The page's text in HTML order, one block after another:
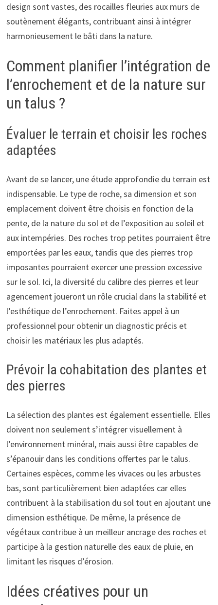
design sont vastes, des rocailles fleuries aux murs de
soutènement élégants, contribuant ainsi à intégrer
harmonieusement le bâti dans la nature.
Comment planifier l’intégration de
l’enrochement et de la nature sur
un talus ?
Évaluer le terrain et choisir les roches
adaptées
Avant de se lancer, une étude approfondie du terrain est
indispensable. Le type de roche, sa dimension et son
emplacement doivent être choisis en fonction de la
pente, de la nature du sol et de l’exposition au soleil et
aux intempéries. Des roches trop petites pourraient être
emportées par les eaux, tandis que des pierres trop
imposantes pourraient exercer une pression excessive
sur le sol. Ici, la diversité du calibre des pierres et leur
agencement joueront un rôle crucial dans la stabilité et
l’esthétique de l’enrochement. Faites appel à un
professionnel pour obtenir un diagnostic précis et
choisir les matériaux les plus adaptés.
Prévoir la cohabitation des plantes et
des pierres
La sélection des plantes est également essentielle. Elles
doivent non seulement s’intégrer visuellement à
l’environnement minéral, mais aussi être capables de
s’épanouir dans les conditions offertes par le talus.
Certaines espèces, comme les vivaces ou les arbustes
bas, sont particulièrement bien adaptées car elles
contribuent à la stabilisation du sol tout en ajoutant une
dimension esthétique. De même, la présence de
végétaux contribue à un meilleur ancrage des roches et
participe à la gestion naturelle des eaux de pluie, en
limitant les risques d’érosion.
Idées créatives pour un